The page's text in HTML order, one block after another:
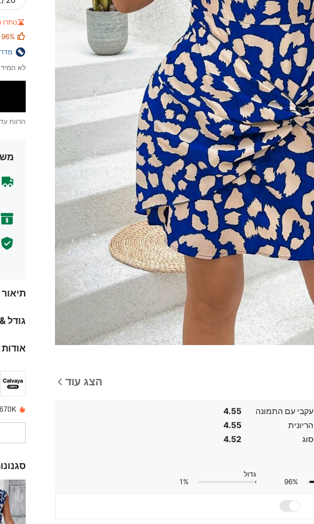
הצג עוד
עקבי עם התמונה
4.55
הריונית
4.55
סוג
4.52
96%
גדול
1%
נותרו
96%
לא
הרווח עד
תיאור
גודל
670K נמכרו לאחרונה